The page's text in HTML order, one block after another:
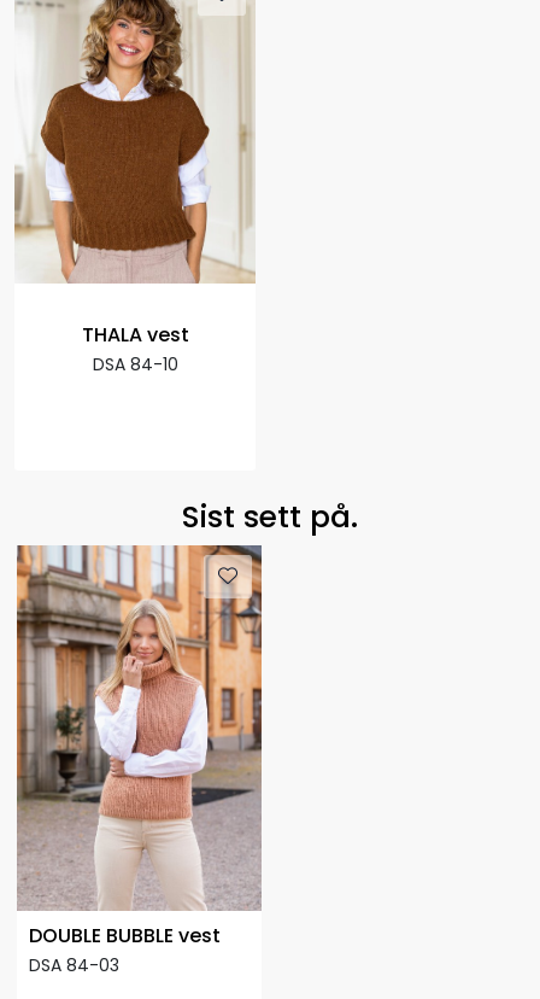
THALA vest
DSA 84-10
Sist sett på.
DOUBLE BUBBLE vest
DSA 84-03